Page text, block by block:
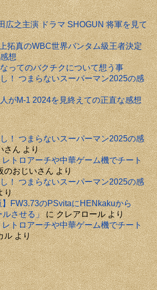
広之主演 ドラマ SHOGUN 将軍を見て
拓真のWBC世界バンタム級王者決定
想
ってのバクチクについて想う事
！ つまらないスーパーマン2025の感
がM-1 2024を見終えての正直な感想
！ つまらないスーパーマン2025の感
さんより
トロアーチや中華ゲーム機でチート
のおじいさんより
！ つまらないスーパーマン2025の感
り
FW3.73のPSvitaにHENkakuから
ルさせる」にクレアロールより
トロアーチや中華ゲーム機でチート
ルより